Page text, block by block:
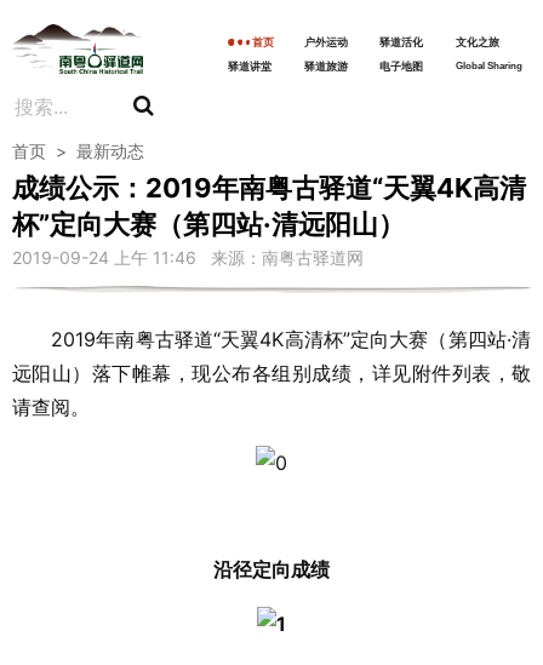
首页 户外运动 驿道活化
文化之旅
驿道讲堂
驿道旅游 电子地图 Global Sharing
首页 > 最新动态
成绩公示：2019年南粤古驿道“天翼4K高清
杯”定向大赛（第四站·清远阳山）
2019-09-24 上午 11:46 来源：南粤古驿道网
2019年南粤古驿道“天翼4K高清杯”定向大赛（第四站·清
远阳山）落下帷幕，现公布各组别成绩，详见附件列表，敬
请查阅。
沿径定向成绩